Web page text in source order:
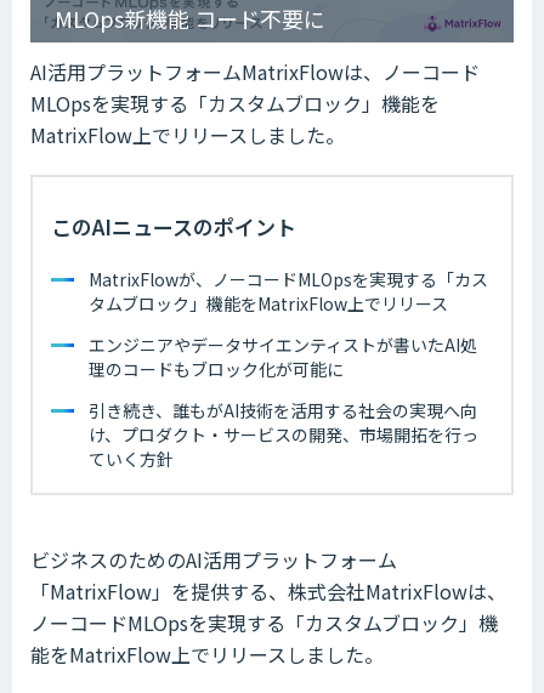
MLOps新機能 コード不要に
AI活用プラットフォームMatrixFlowは、ノーコード
MLOpsを実現する「カスタムブロック」機能を
MatrixFlow上でリリースしました。
このAIニュースのポイント
MatrixFlowが、ノーコードMLOpsを実現する「カス
タムブロック」機能をMatrixFlow上でリリース
エンジニアやデータサイエンティストが書いたAI処
理のコードもブロック化が可能に
引き続き、誰もがAI技術を活用する社会の実現へ向
け、プロダクト・サービスの開発、市場開拓を行っ
ていく方針
ビジネスのためのAI活用プラットフォーム
「MatrixFlow」を提供する、株式会社MatrixFlowは、
ノーコードMLOpsを実現する「カスタムブロック」機
能をMatrixFlow上でリリースしました。